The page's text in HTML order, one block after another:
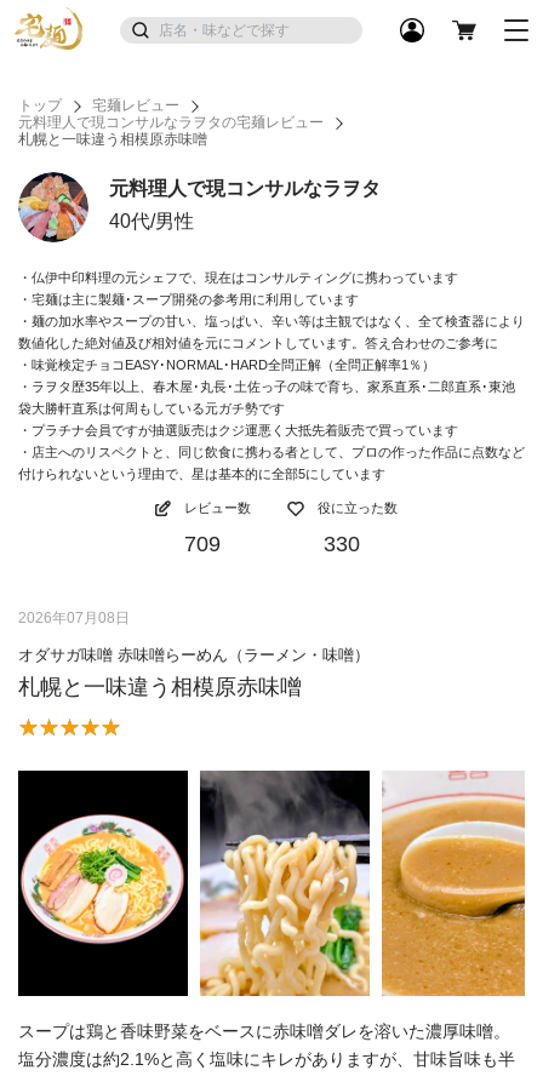
トップ
宅麺レビュー
元料理人で現コンサルなラヲタの宅麺レビュー
札幌と一味違う相模原赤味噌
元料理人で現コンサルなラヲタ
40代/男性
・仏伊中印料理の元シェフで、現在はコンサルティングに携わっています
・宅麺は主に製麺･スープ開発の参考用に利用しています
・麺の加水率やスープの甘い、塩っぱい、辛い等は主観ではなく、全て検査器により
数値化した絶対値及び相対値を元にコメントしています。答え合わせのご参考に
・味覚検定チョコEASY･NORMAL･HARD全問正解（全問正解率1％）
・ラヲタ歴35年以上、春木屋･丸長･土佐っ子の味で育ち、家系直系･二郎直系･東池
袋大勝軒直系は何周もしている元ガチ勢です
・プラチナ会員ですが抽選販売はクジ運悪く大抵先着販売で買っています
・店主へのリスペクトと、同じ飲食に携わる者として、プロの作った作品に点数など
付けられないという理由で、星は基本的に全部5にしています
レビュー数
709
役に立った数
330
2026年07月08日
オダサガ味噌 赤味噌らーめん（ラーメン・味噌）
札幌と一味違う相模原赤味噌
スープは鶏と香味野菜をベースに赤味噌ダレを溶いた濃厚味噌。
塩分濃度は約2.1%と高く塩味にキレがありますが、甘味旨味も半